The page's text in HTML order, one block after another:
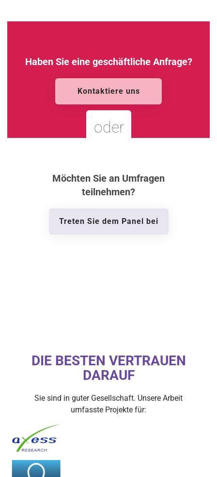
Haben Sie eine geschäftliche Anfrage?
Kontaktiere uns
Möchten Sie an Umfragen
teilnehmen?
Treten Sie dem Panel bei
oder
DIE BESTEN VERTRAUEN
DARAUF
Sie sind in guter Gesellschaft. Unsere Arbeit
umfasste Projekte für: